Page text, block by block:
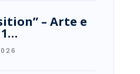
– Arte e